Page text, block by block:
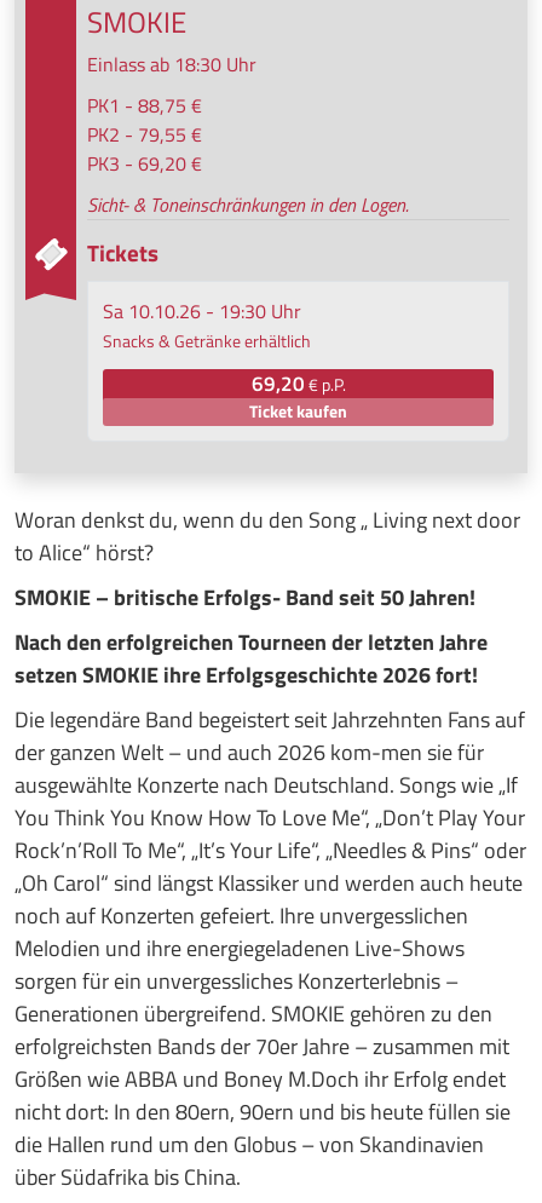
Woran denkst du, wenn du den Song „ Living next door
to Alice“ hörst?
SMOKIE – britische Erfolgs- Band seit 50 Jahren!
Nach den erfolgreichen Tourneen der letzten Jahre
setzen SMOKIEihre Erfolgsgeschichte 2026 fort!
Die legendäre Band begeistert seit Jahrzehnten Fans auf
der ganzen Welt – und auch 2026 kom-men sie für
ausgewählte Konzerte nach Deutschland. Songs wie „If
You Think You Know How To Love Me“, „Don’t Play Your
Rock’n’Roll To Me“, „It’s Your Life“, „Needles & Pins“ oder
„Oh Carol“ sind längst Klassiker und werden auch heute
noch auf Konzerten gefeiert. Ihre unvergesslichen
Melodien und ihre energiegeladenen Live-Shows
sorgen für ein unvergessliches Konzerterlebnis –
Generationen übergreifend. SMOKIE gehören zu den
erfolgreichsten Bands der 70er Jahre – zusammen mit
Größen wie ABBA und Boney M.Doch ihr Erfolg endet
nicht dort: In den 80ern, 90ern und bis heute füllen sie
die Hallen rund um den Globus – von Skandinavien
über Südafrika bis China.
SMOKIE
Einlass ab 18:30 Uhr
PK1 - 88,75 €
PK2 - 79,55 €
PK3 - 69,20 €
Sicht- & Toneinschränkungen in den Logen.
Tickets
Sa 10.10.26 - 19:30 Uhr
Snacks & Getränke erhältlich
69,20€ p.P.
Ticket kaufen